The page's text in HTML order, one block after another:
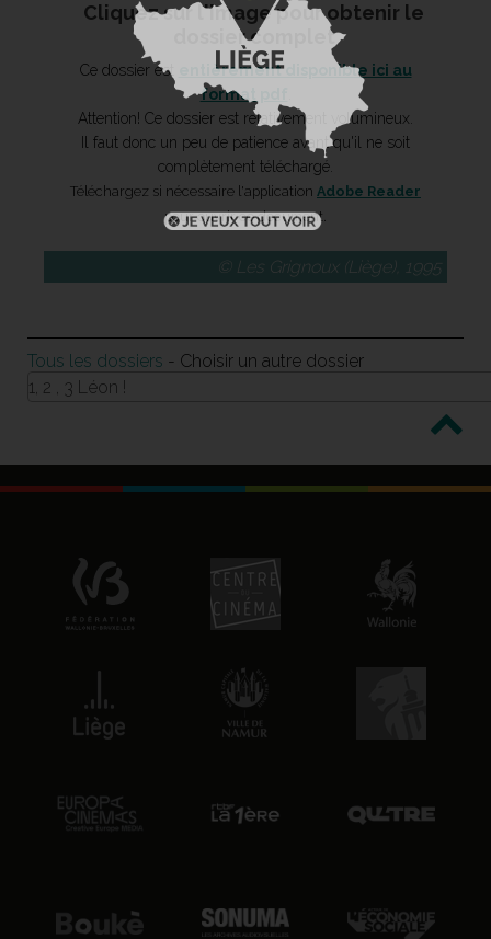
Cliquez sur l'image pour obtenir le
dossier complet
Ce dossier est
entièrement disponible ici au
format pdf
Attention! Ce dossier est relativement volumineux.
Il faut donc un peu de patience avant qu'il ne soit
complètement téléchargé.
Téléchargez si nécessaire l'application Adobe Reader
pour ouvrir ce document.
© Les Grignoux (Liège), 1995
Tous les dossiers - Choisir un autre dossier
1, 2 , 3 Léon !